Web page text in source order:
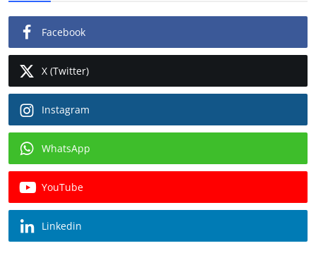
Facebook
X (Twitter)
Instagram
WhatsApp
YouTube
Linkedin